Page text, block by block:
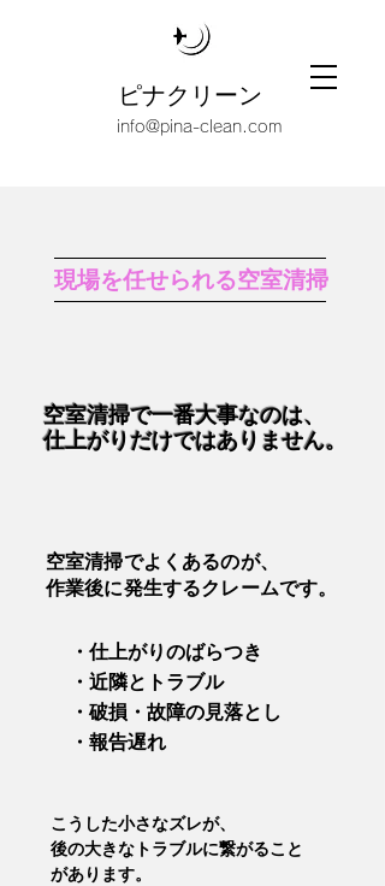
ピナクリーン
info@pina-clean.com
現場を任せられる空室清掃
空室清掃で一番大事なのは、
仕上がりだけではありません。
​空室清掃でよくあるのが、
作業後に発生するクレームです。
・仕上がりのばらつき
・近隣とトラブル
・破損・故障の見落とし
​・報告遅れ​​
こうした小さなズレが、
後の大きなトラブルに繋がること
があります。